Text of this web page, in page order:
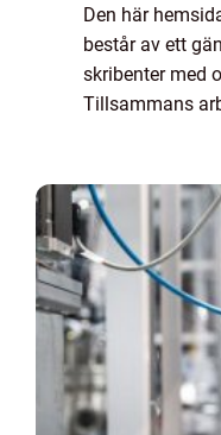
Den här
består av ett
skribenter med
Tillsammans
massa olika ...